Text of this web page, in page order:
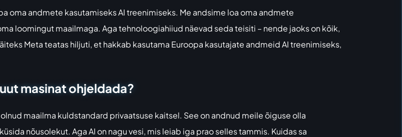
oma andmete kasutamiseks AI treenimiseks. Me andsime loa oma andmete
loomingut maailmaga. Aga tehnoloogiahiiud näevad seda teisiti – nende jaoks on kõik,
Meta teatas hiljuti, et hakkab kasutama Euroopa kasutajate andmeid AI treenimiseks,
masinat ohjeldada?
maailma kuldstandard privaatsuse kaitsel. See on andnud meile õiguse olla
nõusolekut. Aga AI on nagu vesi, mis leiab iga prao selles tammis. Kuidas sa